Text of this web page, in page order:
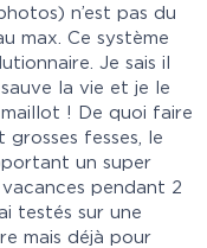
n’est pas du
max. Ce système
Je sais il
la vie et je le
maillot ! De quoi faire
grosses fesses, le
un super
pendant 2
testés sur une
mais déjà pour